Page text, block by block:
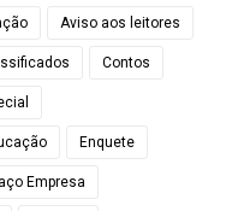
Aviso aos leitores
Contos
Enquete
Empresa